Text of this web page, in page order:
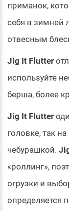
приманок,
себя в зимней
отвесным
Jig It Flutter
используйте
берша, более
Jig It Flutter
головке, так
чебурашкой.
«роллинг»,
огрузки и
определяется